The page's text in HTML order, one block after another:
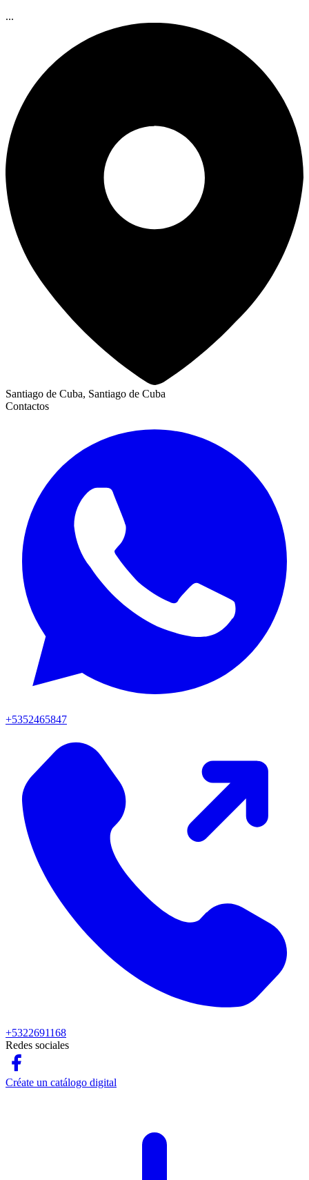
...
Santiago de Cuba, Santiago de Cuba
Contactos
+5352465847
+5322691168
Redes sociales
Créate un catálogo digital